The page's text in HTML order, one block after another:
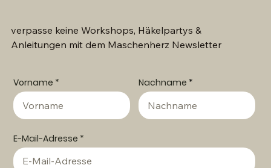
verpasse keine Workshops, Häkelpartys &
Anleitungen mit dem Maschenherz Newsletter
Vorname
E-Mail-Adresse
Nachname